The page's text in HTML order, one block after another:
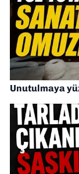
Unutulmaya